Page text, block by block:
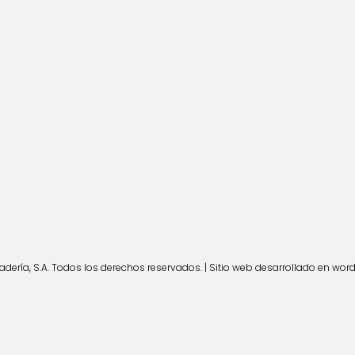
S.A. Todos los derechos reservados. | Sitio web desarrollado en